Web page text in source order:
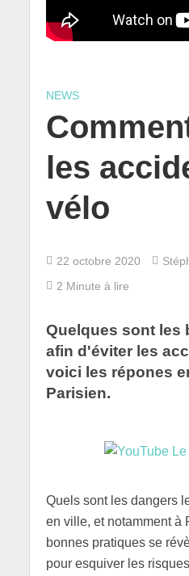
NEWS
les
vélo
22 octobre 2020
2 Minute à lire
Quelques sont les
afin d'éviter les
voici les répones
Parisien.
Quels sont les dangers
en ville, et notamment à
bonnes pratiques se
pour esquiver les